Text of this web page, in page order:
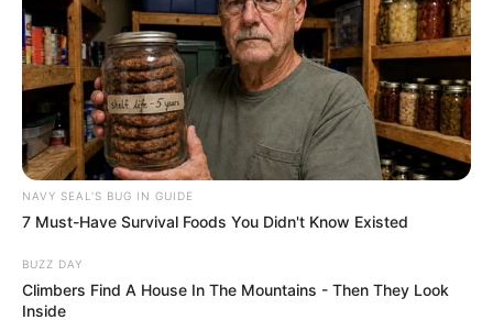
NAVY SEAL'S BUG IN GUIDE
7 Must-Have Survival Foods You Didn't Know Existed
BUZZ DAY
Climbers Find A House In The Mountains - Then They Look
Inside